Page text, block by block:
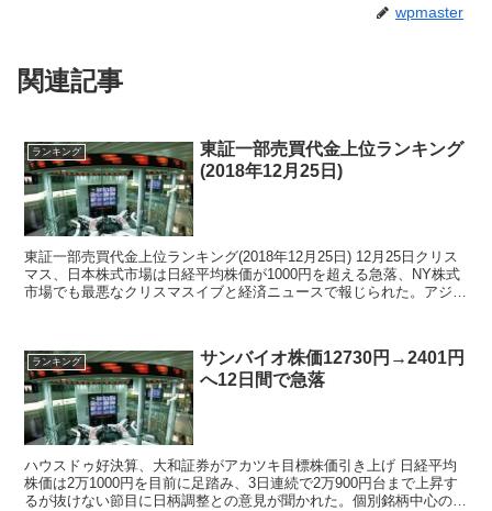
wpmaster
関連記事
ランキング
東証一部売買代金上位ランキング
(2018年12月25日)
東証一部売買代金上位ランキング(2018年12月25日) 12月25日クリス
マス、日本株式市場は日経平均株価が1000円を超える急落、NY株式
市場でも最悪なクリスマスイブと経済ニュースで報じられた。アジア
ランキング
サンバイオ株価12730円→2401円
へ12日間で急落
ハウスドゥ好決算、大和証券がアカツキ目標株価引き上げ 日経平均
株価は2万1000円を目前に足踏み、3日連続で2万900円台まで上昇す
るが抜けない節目に日柄調整との意見が聞かれた。個別銘柄中心の決